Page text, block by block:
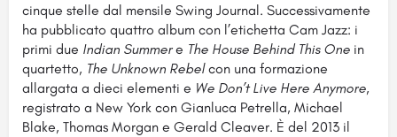
cinque stelle dal mensile Swing Journal. Successivamente
ha pubblicato quattro album con l’etichetta Cam Jazz: i
primi due Indian Summere The House Behind This One in
quartetto, The Unknown Rebelcon una formazione
allargata a dieci elementi e We Don’t Live Here Anymore,
registrato a New York con Gianluca Petrella, Michael
Blake, Thomas Morgan e Gerald Cleaver. È del 2013 il